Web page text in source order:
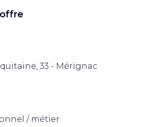
33 - Mérignac
/ métier